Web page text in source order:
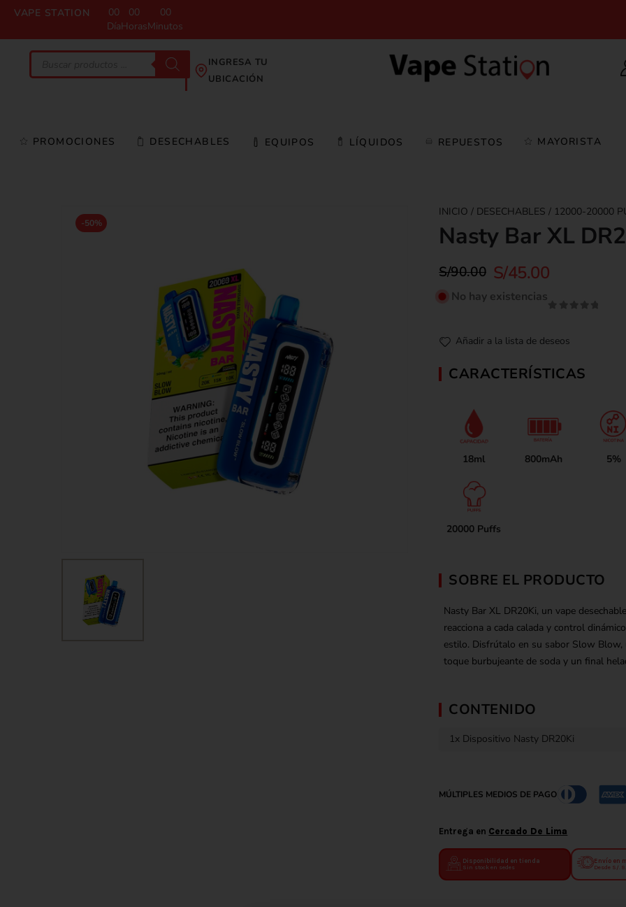
VAPE STATION
00
Día
00
Horas
00
Minutos
INGRESA TU
UBICACIÓN
PROMOCIONES DESECHABLES EQUIPOS LÍQUIDOS REPUESTOS MAYORISTA
-50%
DESECHABLES 12000-20000
Nasty Bar XL
S/90.00 S/45.00
No hay existencias
Añadir a la lista de deseos
CARACTERÍSTICAS
18ml 800mAh 5%
20000 Puffs
SOBRE EL PRODUCTO
Nasty Bar XL DR20Ki, un vape
reacciona a cada calada y control
estilo. Disfrútalo en su sabor Slow Blow,
toque burbujeante de soda y un final
CONTENIDO
1x Dispositivo Nasty DR20Ki
MÚLTIPLES MEDIOS DE PAGO
Entrega en Cercado De Lima
Disponibilidad en tienda
Sin stock en sedes
Envío en
Desde S/.